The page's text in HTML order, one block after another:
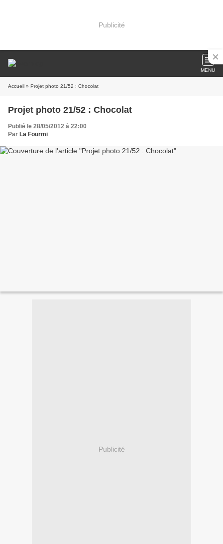
Publicité
MENU
Accueil » Projet photo 21/52 : Chocolat
Projet photo 21/52 : Chocolat
Publié le 28/05/2012 à 22:00
Par La Fourmi
Publicité